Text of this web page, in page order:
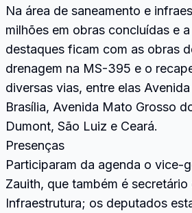
Na área de saneamento e
milhões em obras concluídas e
destaques ficam com as obras
drenagem na MS-395 e o
diversas vias, entre elas
Brasília, Avenida Mato Grosso
Dumont, São Luiz e Ceará.
Presenças
Participaram da agenda o vice-
Zauith, que também é
Infraestrutura; os deputados